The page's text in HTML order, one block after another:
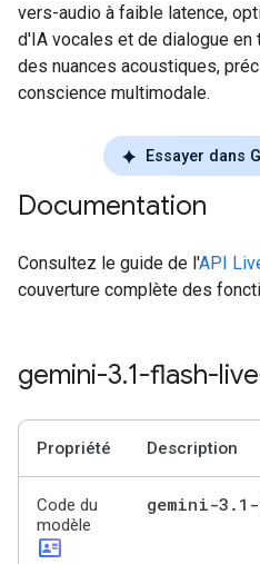
vers-audio à faible latence,
d'IA vocales et de dialogue
des nuances acoustiques,
conscience multimodale.
Essayer dans
Documentation
Consultez le guide de l'API
couverture complète des
gemini-3.1-flash-
Propriété Description
Code du
modèle
id_card
gemini-3 .